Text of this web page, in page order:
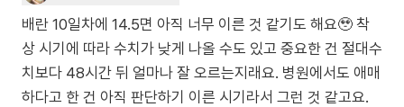
배란 10일차에 14.5면 아직 너무 이른 것 같기도 해요🥹 착
상 시기에 따라 수치가 낮게 나올 수도 있고 중요한 건 절대수
치보다 48시간 뒤 얼마나 잘 오르는지래요. 병원에서도 애매
하다고 한 건 아직 판단하기 이른 시기라서 그런 것 같고요.